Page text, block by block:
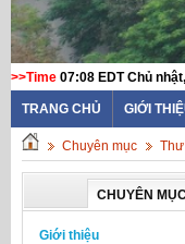
>>Time 07:08 EDT Chủ
TRANG CHỦ GIỚI
Chuyên mục
CHUYÊN
Giới thiệu